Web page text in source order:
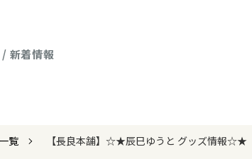
/ 新着情報
覧 【長良本舗】☆★辰巳ゆうと グッズ情報☆★